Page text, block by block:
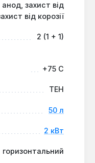
захищає
температури в
інформує
або невеликих
анод, захист від
від корозії
2 (1 + 1)
+75 C
ТЕН
50 л
2 кВт
горизонтальний